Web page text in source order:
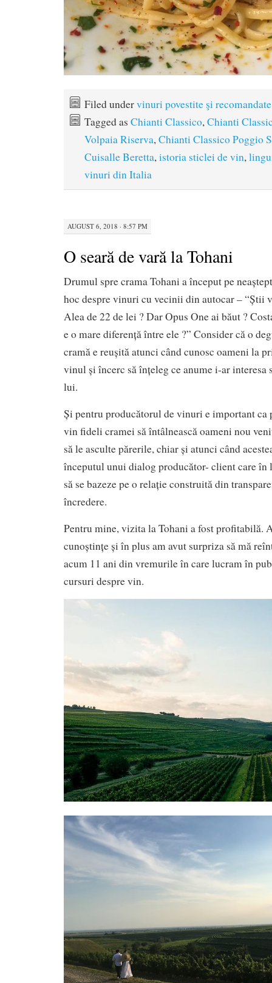
Filed undervinuri povestite şi recomandate
Tagged as Chianti Classico,Chianti
Volpaia Riserva,Chianti Classico Poggio
Cuisalle Beretta,istoria sticlei de vin,
vinuri din Italia
AUGUST 6, 2018 · 8:57 PM
O seară de vară la Tohani
Drumul spre crama Tohani a început pe
hoc despre vinuri cu vecinii din autocar – “Știi
Alea de 22 de lei ? Dar Opus One ai băut ?
e o mare diferență între ele ?” Consider că o
cramă e reușită atunci când cunosc oameni la
vinul și încerc să înțeleg ce anume i-ar interesa
lui.
Și pentru producătorul de vinuri e important ca
vin fideli cramei să întâlnească oameni nou
să le asculte părerile, chiar și atunci când
începutul unui dialog producător- client care
să se bazeze pe o relație construită din
încredere.
Pentru mine, vizita la Tohani a fost profitabilă.
cunoștințe și în plus am avut surpriza să mă
acum 11 ani din vremurile în care lucram în
cursuri despre vin.